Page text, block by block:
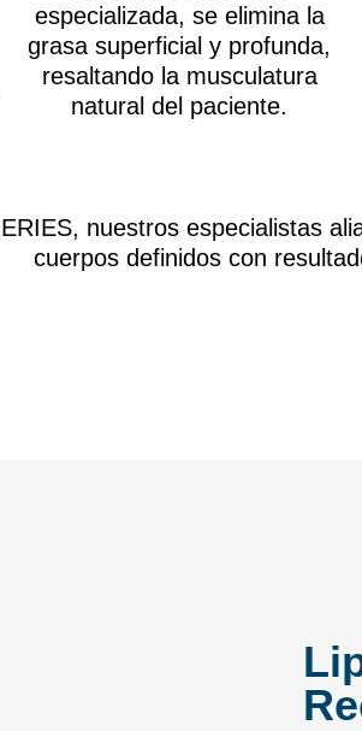
especializada, se elimina la
grasa superficial y profunda,
resaltando la musculatura
natural del paciente.
nuestros especialistas
cuerpos definidos con